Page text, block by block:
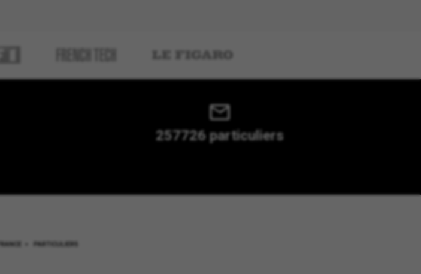
257726 particuliers
FRANCE PARTICULIERS